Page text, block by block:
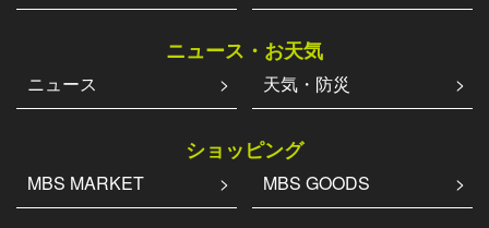
ニュース・お天気
ニュース 天気・防災
ショッピング
MBS MARKET MBS GOODS